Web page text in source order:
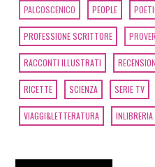
PALCOSCENICO PEOPLE
PROFESSIONE SCRITTORE
RACCONTI ILLUSTRATI
RICETTE SCIENZA SERIE TV
VIAGGI&LETTERATURA INLIBRERIA